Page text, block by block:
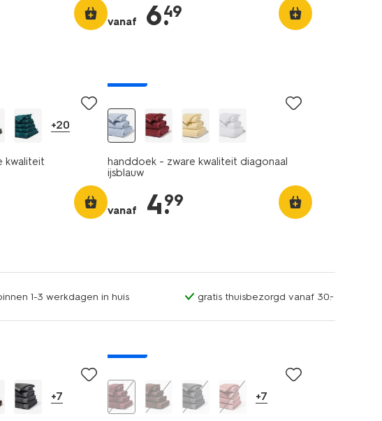
vanaf 6.
49
+20
kwaliteit
handdoek - zware kwaliteit diagonaal
ijsblauw
vanaf 4.
99
1-3 werkdagen in huis gratis thuisbezorgd vanaf 30.-
+7 +7